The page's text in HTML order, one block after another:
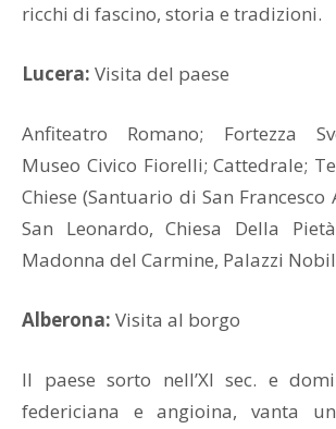
ricchi di fascino, storia e tradizioni.
Lucera: Visita del paese
Anfiteatro Romano; Fortezza
Museo Civico Fiorelli; Cattedrale;
Chiese (Santuario di San Francesco
San Leonardo, Chiesa Della
Madonna del Carmine, Palazzi
Alberona: Visita al borgo
Il paese sorto nell’XI sec. e
federiciana e angioina, vanta